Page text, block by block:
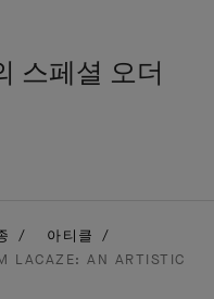
스페셜 오더
아티클
LACAZE: AN ARTISTIC